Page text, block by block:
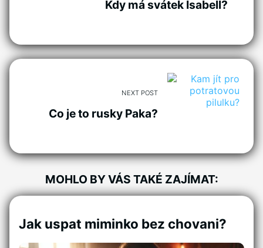
Kdy má svátek Isabell?
NEXT POST
Co je to rusky Paka?
MOHLO BY VÁS TAKÉ ZAJÍMAT:
Jak uspat miminko bez chovani?